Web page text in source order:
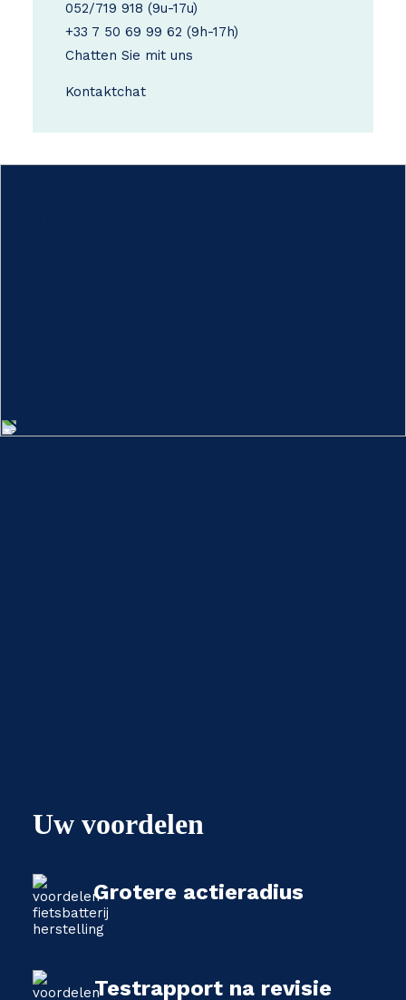
052/719 918 (9u-17u)
+33 7 50 69 99 62 (9h-17h)
Chatten Sie mit uns
Kontaktchat
Uw voordelen
Grotere actieradius
Testrapport na revisie